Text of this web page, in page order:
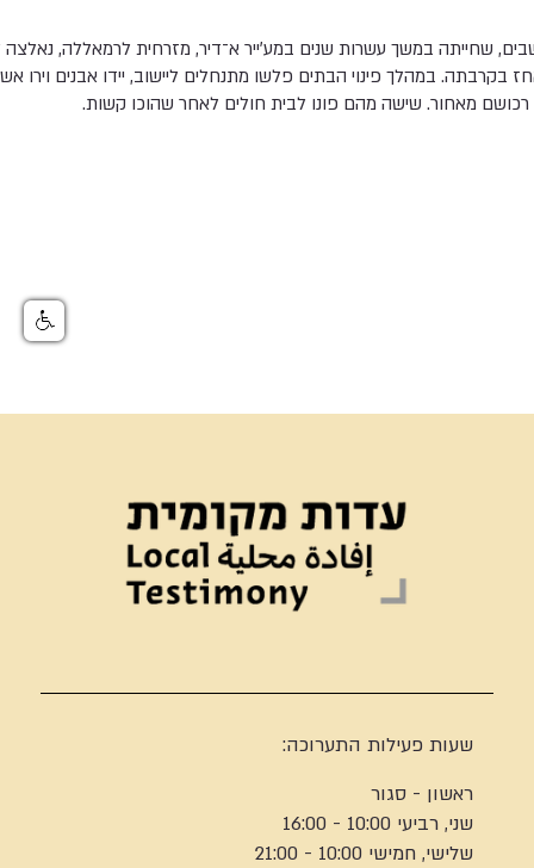
בדואית בת 150 תושבים, שחייתה במשך עשרות שנים במע׳ייר א־דיר, מזרחית לרמאללה,
בקרבתה. במהלך פינוי הבתים פלשו מתנחלים ליישוב, יידו אבנים וירו
רכושם מאחור. שישה מהם פונו לבית חולים לאחר שהוכו קשות.
שעות פעילות התערוכה:
ראשון - סגור
שני, רביעי 10:00 - 16:00
שלישי, חמישי 10:00 - 21:00